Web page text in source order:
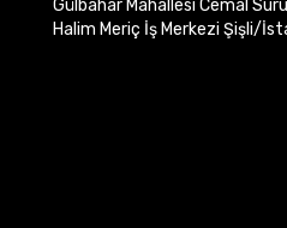
Gülbahar Mahallesi Cemal
Halim Meriç İş Merkezi Şişli/